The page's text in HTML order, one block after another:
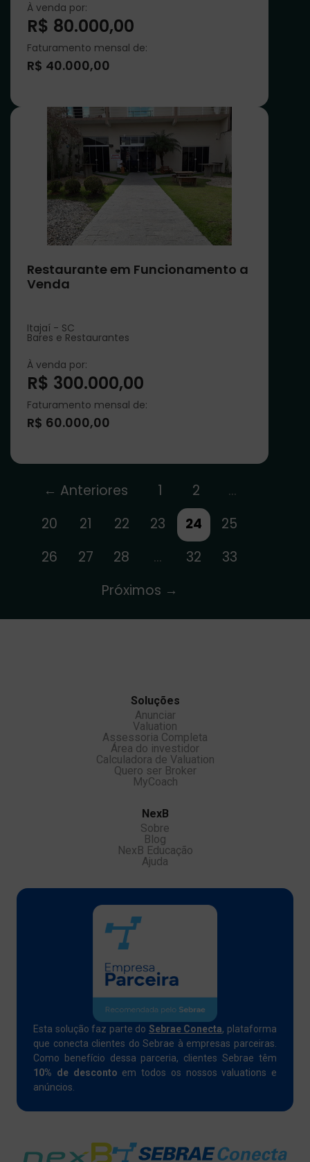
À venda por:
R$ 80.000,00
Faturamento mensal de:
R$ 40.000,00
Restaurante em Funcionamento a
Venda
Itajaí - SC
Bares e Restaurantes
À venda por:
R$ 300.000,00
Faturamento mensal de:
R$ 60.000,00
← Anteriores 1 2
…
20
21 22 23 24
25
26
27 28 … 32
33
Próximos →
Soluções
Anunciar
Valuation
Assessoria Completa
Área do investidor
Calculadora de Valuation
Quero ser Broker
MyCoach
NexB
Sobre
Blog
NexB Educação
Ajuda
Esta solução faz parte do Sebrae Conecta, plataforma
que conecta clientes do Sebrae à empresas parceiras.
Como benefício dessa parceria, clientes Sebrae têm
10% de desconto em todos os nossos valuations e
anúncios.